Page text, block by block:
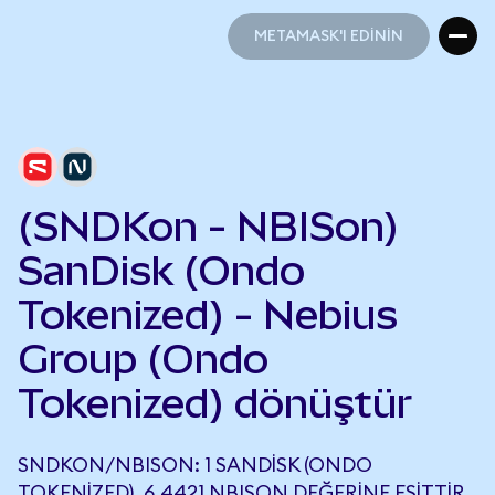
METAMASK'I EDİNİN
(SNDKon - NBISon)
SanDisk (Ondo
Tokenized) - Nebius
Group (Ondo
Tokenized) dönüştür
SNDKON/NBISON: 1 SANDISK (ONDO